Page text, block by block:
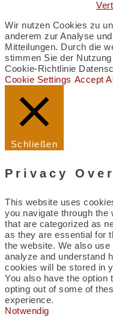
Wir nutzen Cookies zu
anderem zur Analyse
Mitteilungen. Durch die
stimmen Sie der
Cookie-Richtlinie
Cookie Settings Accept
Schließen
Privacy
This website uses
you navigate through the
that are categorized as
as they are essential for
the website. We also
analyze and understand
cookies will be stored in
You also have the option
opting out of some of
experience.
Notwendig